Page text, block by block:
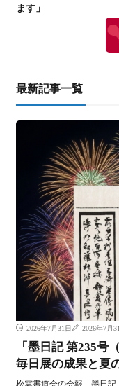
ます」
最新記事一覧
2026年7月31日 2026年7月
「墨日記 第235号
毎日展の成果と夏
松雲書道会の会報「墨日